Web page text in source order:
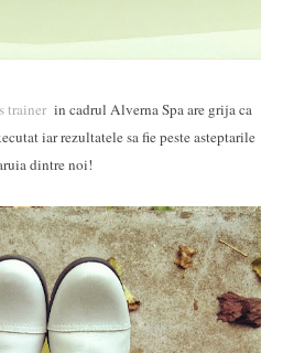
trainer in cadrul Alverna Spa are grija ca
iar rezultatele sa fie peste asteptarile
dintre noi!